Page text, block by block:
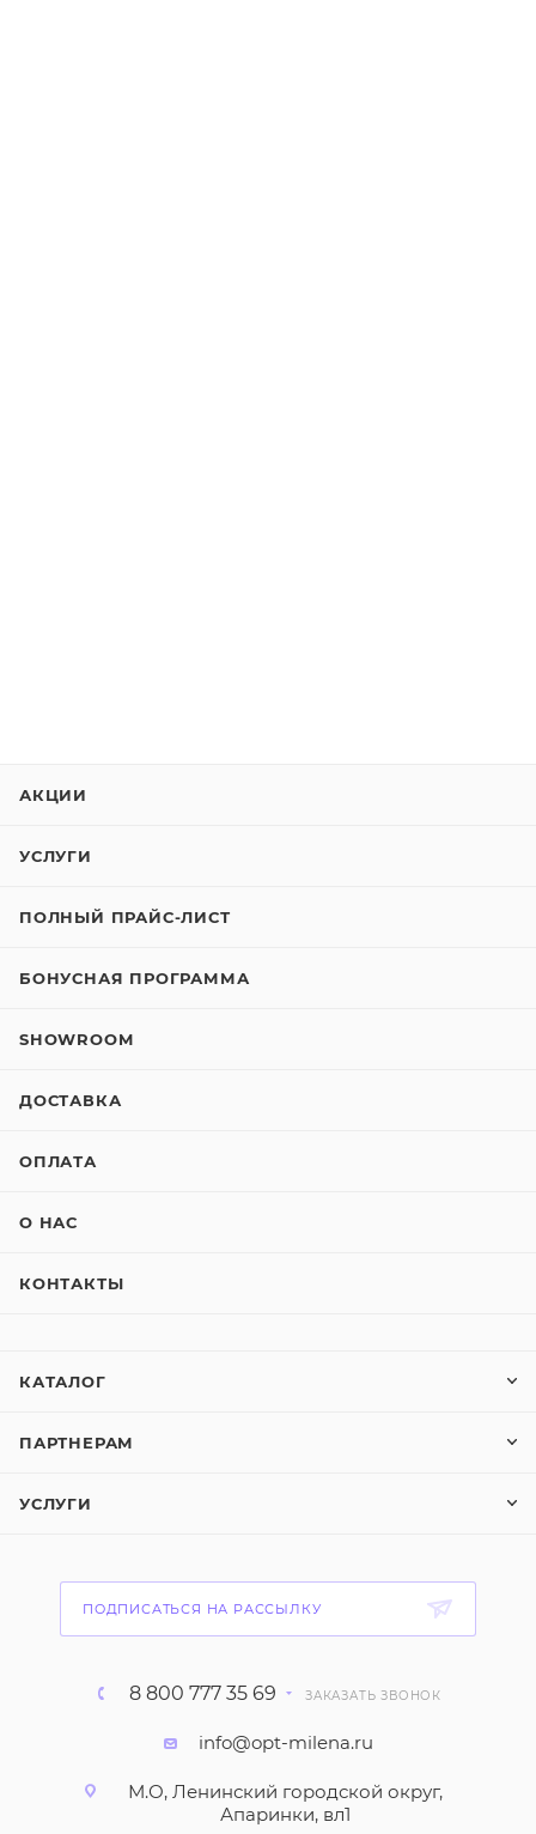
АКЦИИ
УСЛУГИ
ПОЛНЫЙ ПРАЙС-ЛИСТ
БОНУСНАЯ ПРОГРАММА
SHOWROOM
ДОСТАВКА
ОПЛАТА
О НАС
КОНТАКТЫ
КАТАЛОГ
ПАРТНЕРАМ
УСЛУГИ
ПОДПИСАТЬСЯ НА РАССЫЛКУ
8 800 777 35 69 ЗАКАЗАТЬ ЗВОНОК
info@opt-milena.ru
М.О, Ленинский городской округ,
Апаринки, вл1